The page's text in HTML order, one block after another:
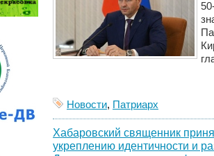
Новости, Патриарх
Хабаровский священник
укреплению идентичности и